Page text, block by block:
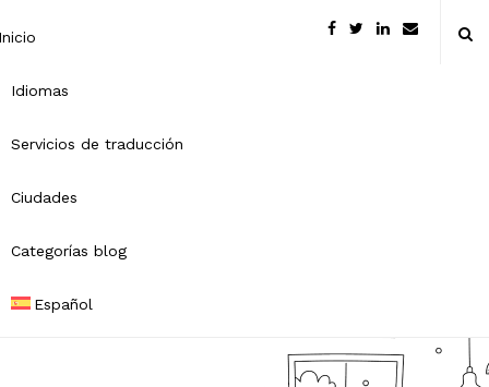
Idiomas
Servicios de traducción
Ciudades
Categorías blog
Español